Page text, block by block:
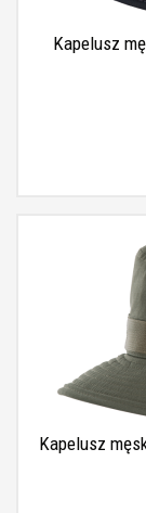
Kapelusz
Kapelusz